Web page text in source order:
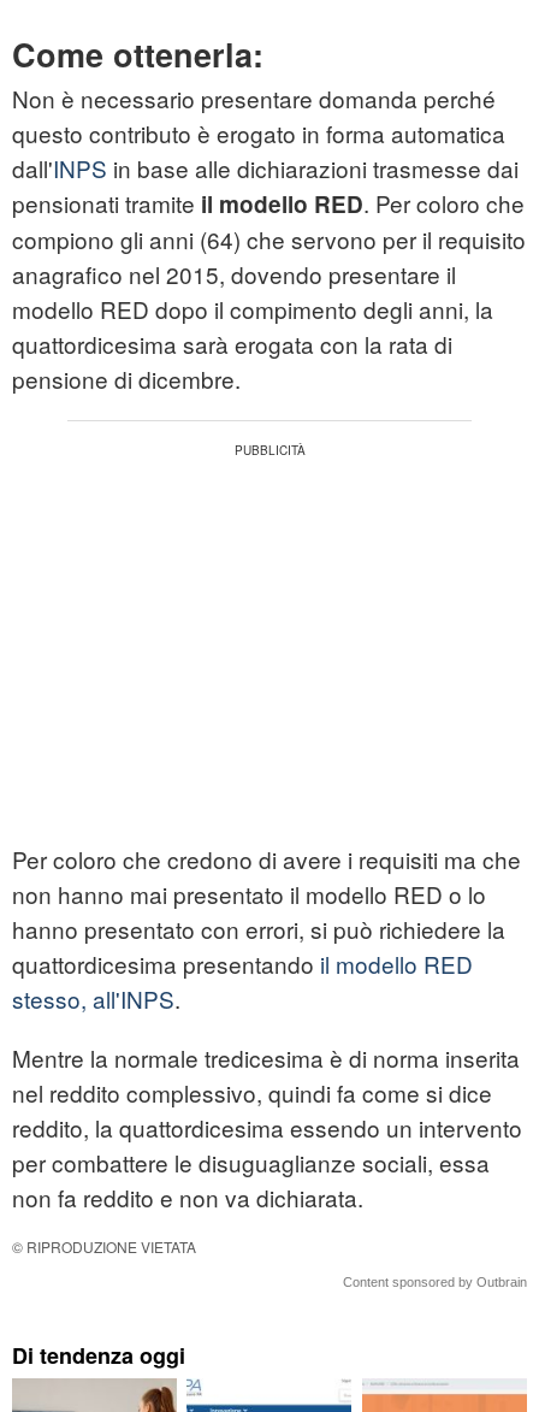
Come ottenerla:
Non è necessario presentare domanda perché
questo contributo è erogato in forma automatica
dall'INPS in base alle dichiarazioni trasmesse dai
pensionati tramite il modello RED. Per coloro che
compiono gli anni (64) che servono per il requisito
anagrafico nel 2015, dovendo presentare il
modello RED dopo il compimento degli anni, la
quattordicesima sarà erogata con la rata di
pensione di dicembre.
Per coloro che credono di avere i requisiti ma che
non hanno mai presentato il modello RED o lo
hanno presentato con errori, si può richiedere la
quattordicesima presentando il modello RED
stesso, all'INPS.
Mentre la normale tredicesima è di norma inserita
nel reddito complessivo, quindi fa come si dice
reddito, la quattordicesima essendo un intervento
per combattere le disuguaglianze sociali, essa
non fa reddito e non va dichiarata.
© RIPRODUZIONE VIETATA
Content sponsored by Outbrain
Di tendenza oggi